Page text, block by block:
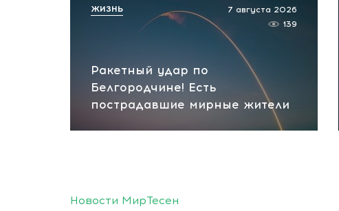
Ракетный удар по
Белгородчине! Есть
пострадавшие мирные жители
7 августа 2026
139
ЖИЗНЬ
Новости МирТесен